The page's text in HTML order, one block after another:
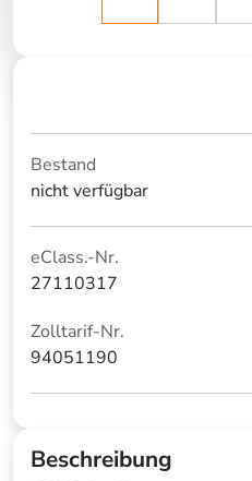
Bestand
nicht verfügbar
eClass.-Nr.
27110317
Zolltarif-Nr.
94051190
Beschreibung